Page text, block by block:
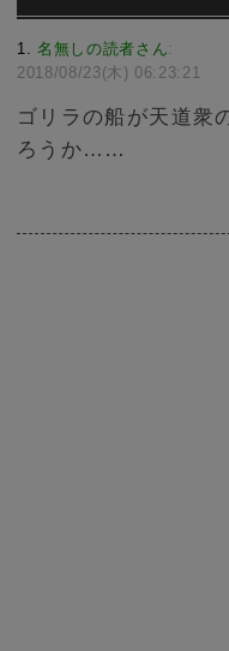
1 名無しの読者さん:
2018/08/23(木) 06:23:21
ゴリラの船が天道衆
ろうか……